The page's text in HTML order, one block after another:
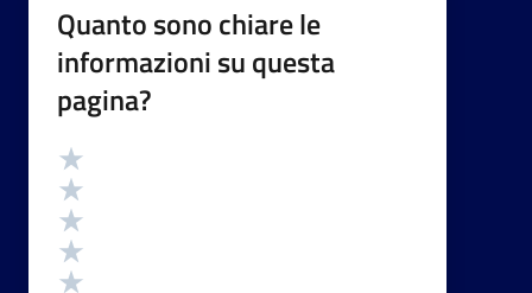
Quanto sono chiare le
informazioni su questa
pagina?
Valutazione